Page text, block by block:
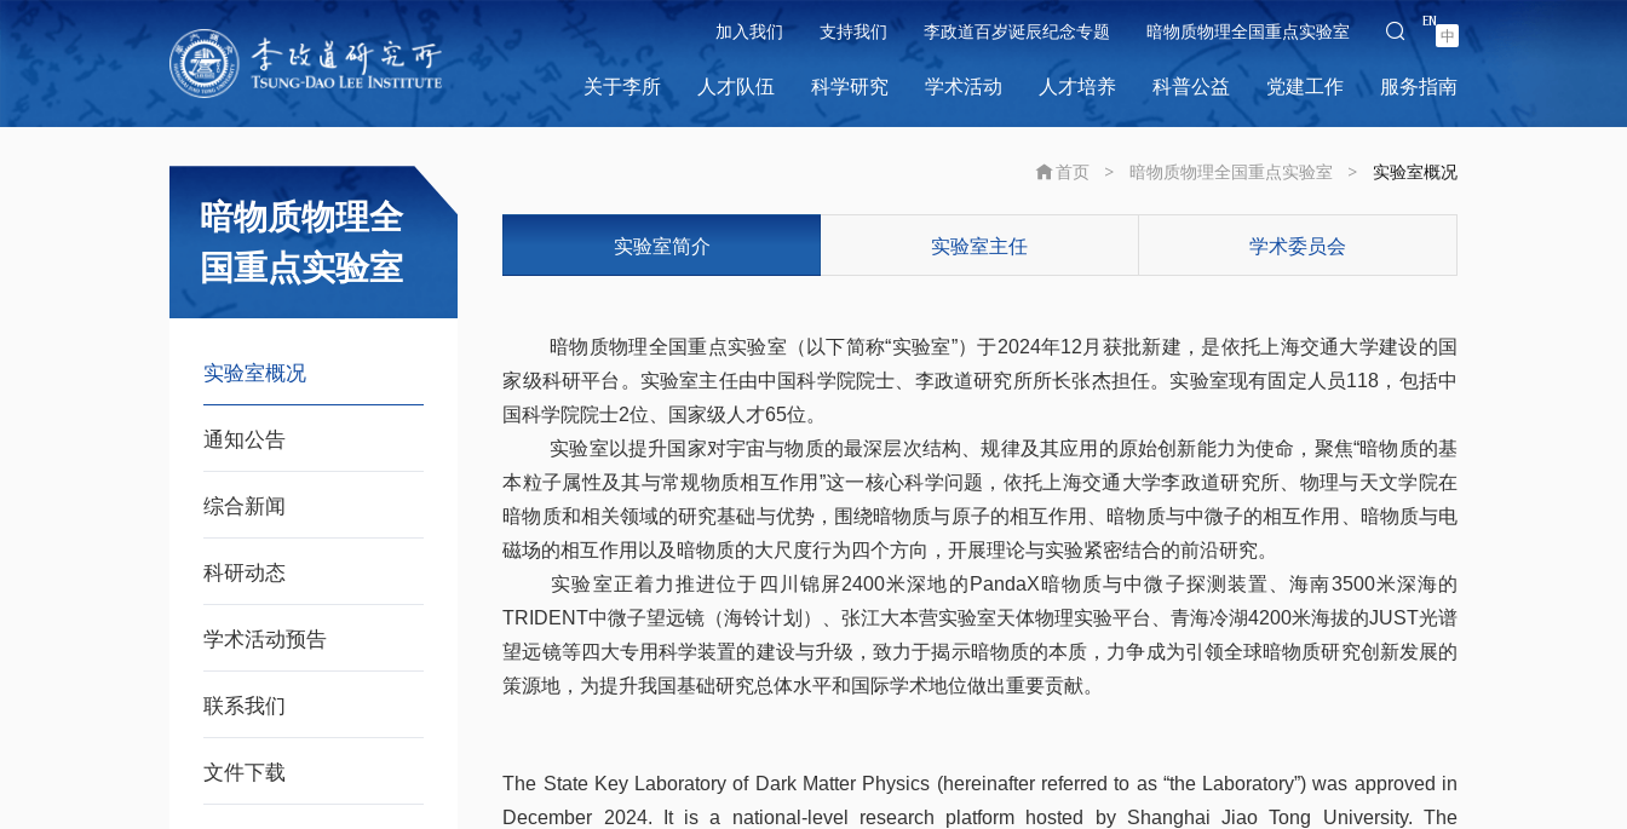
加入我们 支持我们 李政道百岁诞辰纪念专题 暗物质物理全国重点实验室 中
EN
关于李所 人才队伍 科学研究 学术活动 人才培养 科普公益 党建工作 服务指南
首页 > 暗物质物理全国重点实验室 > 实验室概况
暗物质物理全
国重点实验室
实验室概况
通知公告
综合新闻
科研动态
学术活动预告
联系我们
文件下载
实验室简介 实验室主任 学术委员会
暗物质物理全国重点实验室（以下简称“实验室”）于2024年12 月获批新建，是依托上海交通大学建设的国
家级科研平台。实验室主任由中国科学院院士、李政道研究所所长张杰担任。 实验室现有固定人员118 ，包括中
国科学院院士2位、国家级人才65位。
实验室以提升国家对宇宙与物质的最深层次结构、规律及其应用的原始创新能力为使命，聚焦“暗物质的基
本粒子属性及其与常规物质相互作用”这一核心科学问题，依托上海交通大学李政道研究所、物理与天文学院在
暗物质和相关领域的研究基础与优势，围绕暗物质与原子的相互作用、暗物质与中微子的相互作用、暗物质与电
磁场的相互作用以及 暗物质的大尺度行为四个方向，开展理论与实验紧密结合的前沿研究。
实验室正着力推进位于四川锦屏2400米深地的 PandaX暗物质与中微子探测装置、海南3500米深海的
TRIDENT中微子望远镜（海铃计划）、张江大本营实验室天体物理实验平台、青海冷湖4200米海拔的JUST光谱
望远镜等四大专用科学装置的建设与升级，致力于揭示暗物质的本质，力争成为引领全球暗物质研究创新发展的
策源地，为提升我国基础研究总体水平和国际学术地位做出重要贡献。
The State Key Laboratory of Dark Matter Physics (hereinafter referred to as “the Laboratory”) was approved in
December 2024. It is a national-level research platform hosted by Shanghai Jiao Tong University. The